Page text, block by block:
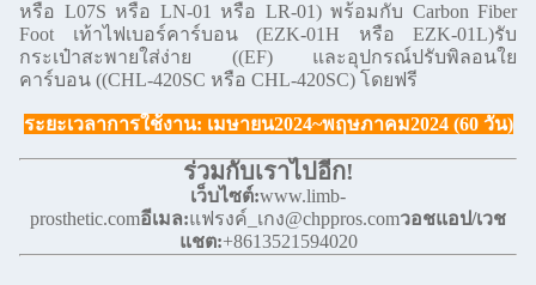
หรือ L07S หรือ LN-01 หรือ LR-01) พร้อมกับ Carbon Fiber
Foot เท้าไฟเบอร์คาร์บอน (EZK-01H หรือ EZK-01L)รับ
กระเป๋าสะพายใส่ง่าย ((EF) และอุปกรณ์ปรับพิลอนใย
คาร์บอน ((CHL-420SC หรือ CHL-420SC) โดยฟรี
ระยะเวลาการใช้งาน: เมษายน2024~พฤษภาคม2024 (60 วัน)
ร่วมกับเราไปอีก!
เว็บไซต์:www.limb-
prosthetic.comอีเมล:แฟรงค์_เกง@chppros.comวอชแอป/เวช
แชต:+8613521594020